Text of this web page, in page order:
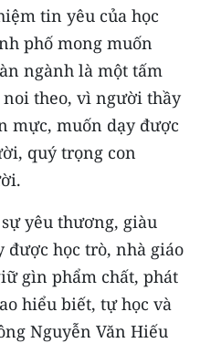
tin yêu của học
phố mong muốn
ngành là một tấm
noi theo, vì người thầy
mực, muốn dạy được
quý trọng con
yêu thương, giàu
học trò, nhà giáo
gìn phẩm chất, phát
hiểu biết, tự học và
Nguyễn Văn Hiếu